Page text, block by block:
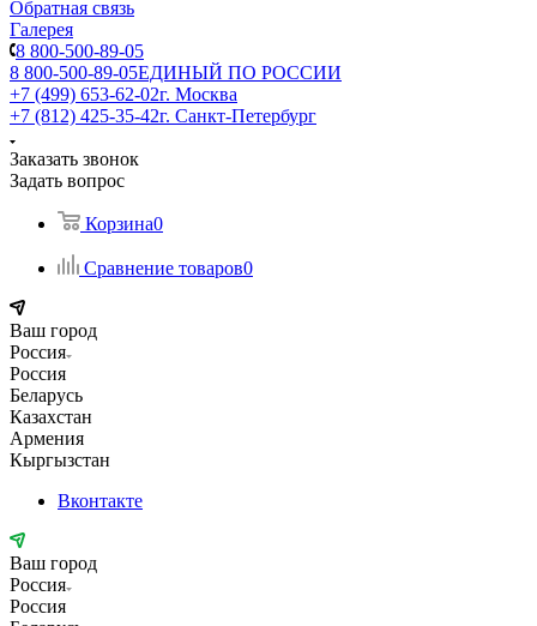
Обратная связь
Галерея
8 800-500-89-05
8 800-500-89-05ЕДИНЫЙ ПО РОССИИ
+7 (499) 653-62-02г. Москва
+7 (812) 425-35-42г. Санкт-Петербург
Заказать звонок
Задать вопрос
Корзина0
Сравнение товаров0
Ваш город
Россия
Россия
Беларусь
Казахстан
Армения
Кыргызстан
Вконтакте
Ваш город
Россия
Россия